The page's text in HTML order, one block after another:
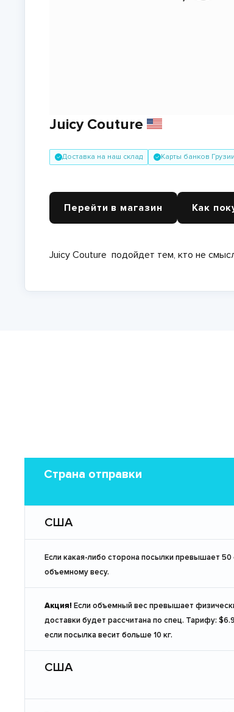
Juicy Couture
Доставка на наш склад Карты банков Грузии
Перейти в магазин Как
Juicy Couture подойдет тем, кто не
Страна отправки
США
Если какая-либо сторона посылки превышает
объемному весу.
Акция! Если объемный вес превышает
доставки будет рассчитана по спец. Тарифу:
если посылка весит больше 10 кг.
США